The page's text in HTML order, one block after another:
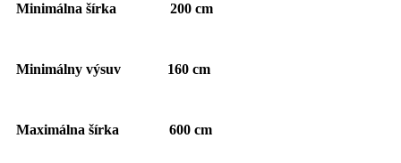
Minimálna šírka 200 cm
Minimálny výsuv 160 cm
Maximálna šírka 600 cm